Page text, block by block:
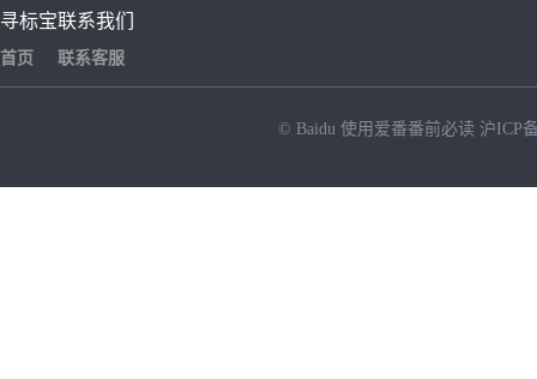
寻标宝
首页
联系我们
联系客服
© Baidu 使用爱番番前必读 沪ICP